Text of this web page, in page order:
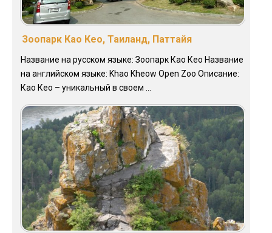
Зоопарк Као Кео, Таиланд, Паттайя
Название на русском языке: Зоопарк Као Кео Название
на английском языке: Khao Kheow Open Zoo Описание:
Као Кео – уникальный в своем ...